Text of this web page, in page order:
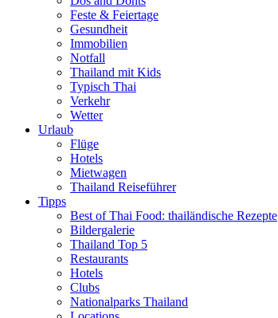
Feste & Feiertage
Gesundheit
Immobilien
Notfall
Thailand mit Kids
Typisch Thai
Verkehr
Wetter
Urlaub
Flüge
Hotels
Mietwagen
Thailand Reiseführer
Tipps
Best of Thai Food: thailändische Rezepte
Bildergalerie
Thailand Top 5
Restaurants
Hotels
Clubs
Nationalparks Thailand